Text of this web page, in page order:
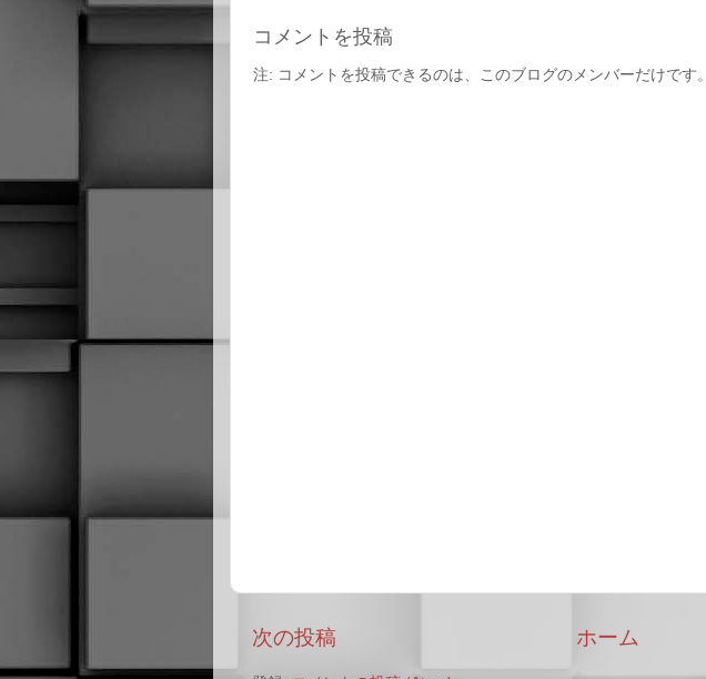
コメントを投稿
注: コメントを投稿できるのは、このブログのメンバーだけです。
次の投稿 ホーム